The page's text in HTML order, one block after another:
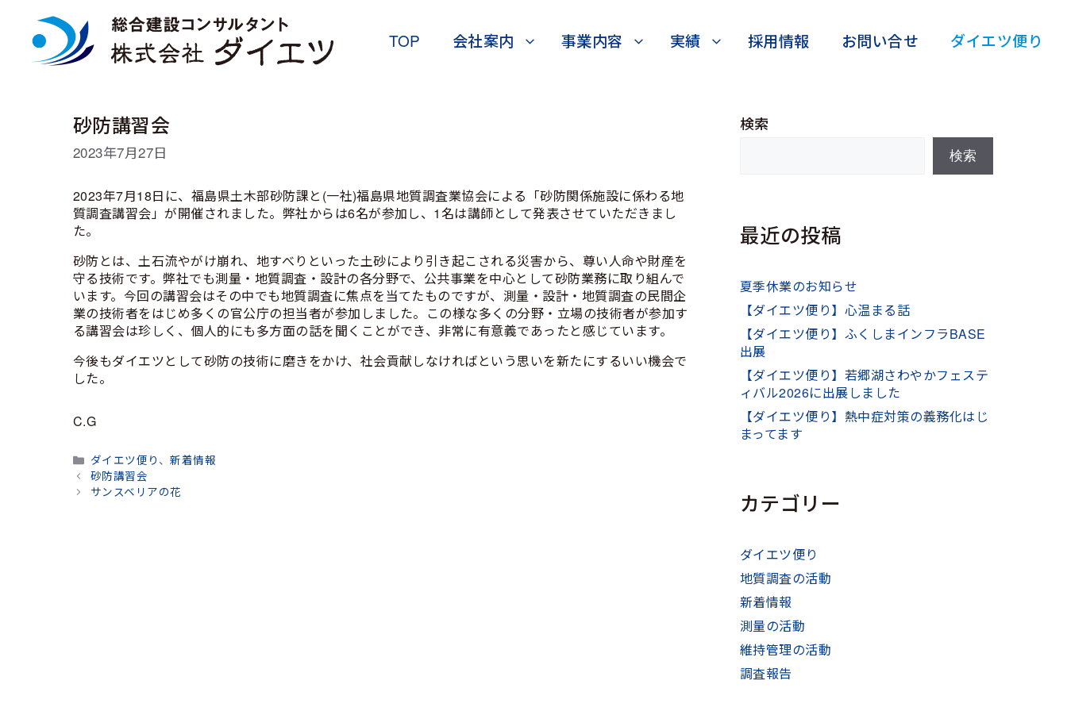
TOP 会社案内 事業内容 実績 採用情報 お問い合せ ダイエツ便り
砂防講習会
2023年7月27日
2023年7月18日に、福島県土木部砂防課と(一社)福島県地質調査業協会による「砂防関係施設に係わる地
質調査講習会」が開催されました。弊社からは6名が参加し、1名は講師として発表させていただきまし
た。
砂防とは、土石流やがけ崩れ、地すべりといった土砂により引き起こされる災害から、尊い人命や財産を
守る技術です。弊社でも測量・地質調査・設計の各分野で、公共事業を中心として砂防業務に取り組んで
います。今回の講習会はその中でも地質調査に焦点を当てたものですが、測量・設計・地質調査の民間企
業の技術者をはじめ多くの官公庁の担当者が参加しました。この様な多くの分野・立場の技術者が参加す
る講習会は珍しく、個人的にも多方面の話を聞くことができ、非常に有意義であったと感じています。
今後もダイエツとして砂防の技術に磨きをかけ、社会貢献しなければという思いを新たにするいい機会で
した。
C.G
カ
テ
ゴ
ダイエツ便り 、新着情報
砂防講習会
サンスベリアの花
検索
検索
最近の投稿
夏季休業のお知らせ
【ダイエツ便り】心温まる話
【ダイエツ便り】ふくしまインフラBASE
出展
【ダイエツ便り】若郷湖さわやかフェステ
ィバル2026に出展しました
【ダイエツ便り】熱中症対策の義務化はじ
まってます
カテゴリー
ダイエツ便り
地質調査の活動
新着情報
測量の活動
維持管理の活動
調査報告